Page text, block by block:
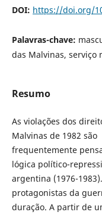
DOI: https://doi.org/
Palavras-chave:
das Malvinas,
Resumo
As violações dos
Malvinas de 1982 são
frequentemente
lógica político-
argentina (1976-
protagonistas da
duração. A partir de